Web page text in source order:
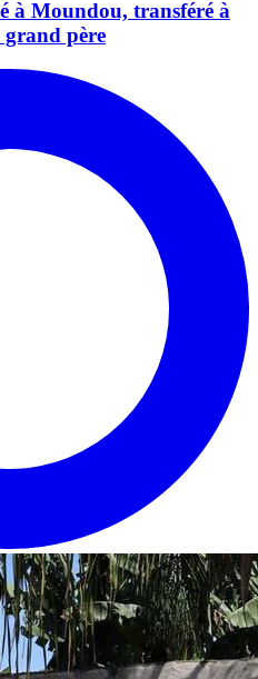
à Moundou, transféré à
grand père